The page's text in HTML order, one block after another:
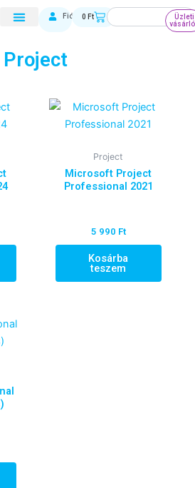
Fiókom
0 FtKosárKeresés
Üzleti
Project
Project
Microsoft Project
Professional 2021
5 990 Ft
Kosárba
teszem